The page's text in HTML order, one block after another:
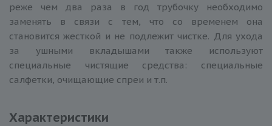
реже чем два раза в год трубочку необходимо
заменять в связи с тем, что со временем она
становится жесткой и не подлежит чистке. Для ухода
за ушными вкладышами также используют
специальные чистящие средства: специальные
салфетки, очищающие спреи и т.п.
Характеристики